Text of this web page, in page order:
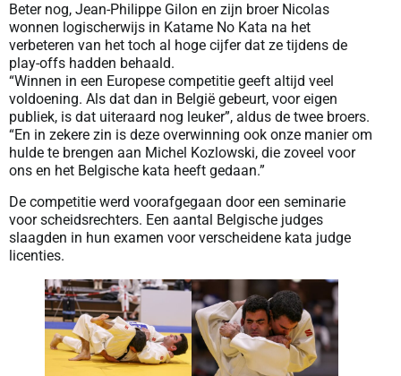
Beter nog, Jean-Philippe Gilon en zijn broer Nicolas
wonnen logischerwijs in Katame No Kata na het
verbeteren van het toch al hoge cijfer dat ze tijdens de
play-offs hadden behaald.
“Winnen in een Europese competitie geeft altijd veel
voldoening. Als dat dan in België gebeurt, voor eigen
publiek, is dat uiteraard nog leuker”, aldus de twee broers.
“En in zekere zin is deze overwinning ook onze manier om
hulde te brengen aan Michel Kozlowski, die zoveel voor
ons en het Belgische kata heeft gedaan.”
De competitie werd voorafgegaan door een seminarie
voor scheidsrechters. Een aantal Belgische judges
slaagden in hun examen voor verscheidene kata judge
licenties.